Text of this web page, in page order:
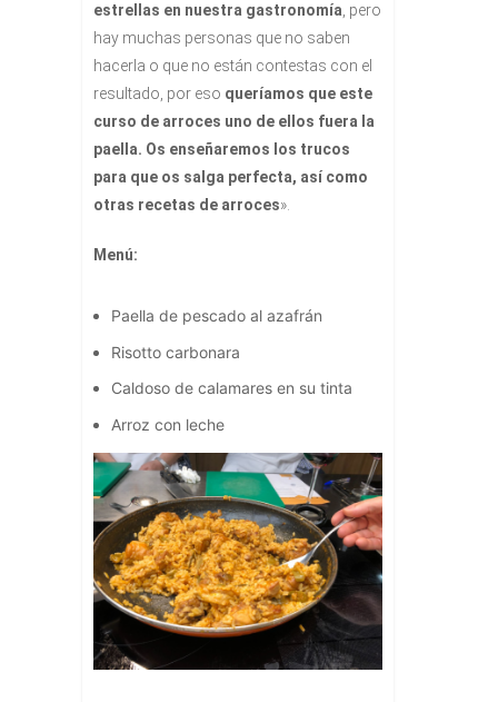
estrellas en nuestra gastronomía , pero
hay muchas personas que no saben
hacerla o que no están contestas con el
resultado, por eso queríamos que este
curso de arroces uno de ellos fuera la
paella. Os enseñaremos los trucos
para que os salga perfecta, así como
otras recetas de arroces».
Menú:
Paella de pescado al azafrán
Risotto carbonara
Caldoso de calamares en su tinta
Arroz con leche